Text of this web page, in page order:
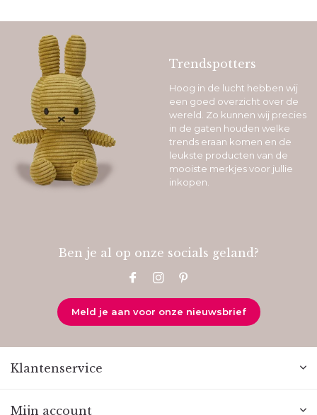
Trendspotters
Hoog in de lucht hebben wij
een goed overzicht over de
wereld. Zo kunnen wij precies
in de gaten houden welke
trends eraan komen en de
leukste producten van de
mooiste merkjes voor jullie
inkopen.
Ben je al op onze socials geland?
Meld je aan voor onze nieuwsbrief
Klantenservice
Mijn account